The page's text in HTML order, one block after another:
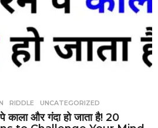
,RIDDLE ,UNCATEGORIZED
काला और गंदा हो जाता है! 20